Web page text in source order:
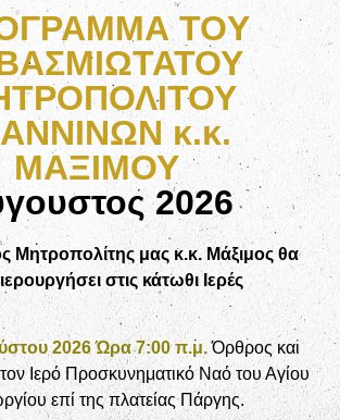
TOY
κ.κ.
ΜΑΞΙΜΟΥ
2026
Μητροπολίτης μας κ.κ. Μάξιμος θα
στις κάτωθι Ιερές
2026 Ώρα 7:00 π.μ. Όρθρος και
Ιερό Προσκυνηματικό Ναό του Αγίου
επί της πλατείας Πάργης.